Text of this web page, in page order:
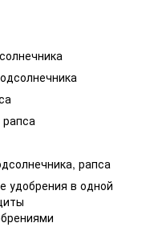
рапса
удобрения в одной